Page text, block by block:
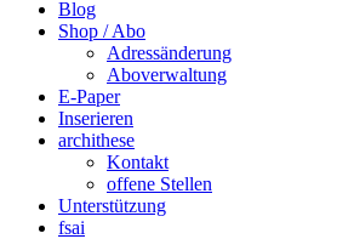
Blog
Shop / Abo
Adressänderung
Aboverwaltung
E-Paper
Inserieren
archithese
Kontakt
offene Stellen
Unterstützung
fsai